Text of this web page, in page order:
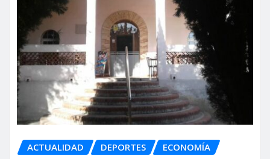
ACTUALIDAD DEPORTES ECONOMÍA